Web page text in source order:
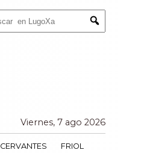
Submit
Viernes, 7 ago 2026
CERVANTES
FRIOL